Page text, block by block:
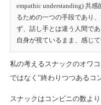
empathic understanding) 共
るための一つの手段であり
ず、話し手とは違う人間で
自身が視ているまま、感じ
私の考えるスナックのオワ
ではなく”終わりつつあるコ
スナックはコンビニの数よ